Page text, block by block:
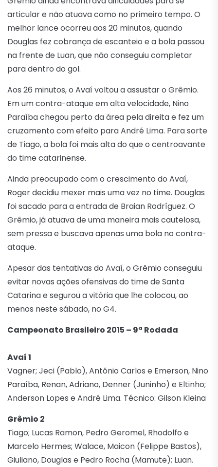
articular e não atuava como no primeiro tempo. O
melhor lance ocorreu aos 20 minutos, quando
Douglas fez cobrança de escanteio e a bola passou
na frente de Luan, que não conseguiu completar
para dentro do gol.
Aos 26 minutos, o Avaí voltou a assustar o Grêmio.
Em um contra-ataque em alta velocidade, Nino
Paraíba chegou perto da área pela direita e fez um
cruzamento com efeito para André Lima. Para sorte
de Tiago, a bola foi mais alta do que o centroavante
do time catarinense.
Ainda preocupado com o crescimento do Avaí,
Roger decidiu mexer mais uma vez no time. Douglas
foi sacado para a entrada de Braian Rodríguez. O
Grêmio, já atuava de uma maneira mais cautelosa,
sem pressa e buscava apenas uma bola no contra-
ataque.
Apesar das tentativas do Avaí, o Grêmio conseguiu
evitar novas ações ofensivas do time de Santa
Catarina e segurou a vitória que lhe colocou, ao
menos neste sábado, no G4.
Campeonato Brasileiro 2015 – 9ª Rodada
Avaí 1
Vagner; Jeci (Pablo), Antônio Carlos e Emerson, Nino
Paraíba, Renan, Adriano, Denner (Juninho) e Eltinho;
Anderson Lopes e André Lima. Técnico: Gilson Kleina
Grêmio 2
Tiago; Lucas Ramon, Pedro Geromel, Rhodolfo e
Marcelo Hermes; Walace, Maicon (Felippe Bastos),
Giuliano, Douglas e Pedro Rocha (Mamute); Luan.